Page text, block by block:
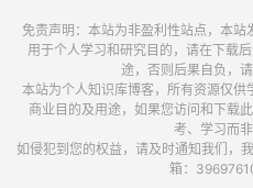
免责声明：本站为非盈利性站点，本
用于个人学习和研究目的，请在下载
途，否则后果自负，
本站为个人知识库博客，所有资源仅
商业目的及用途，如果您访问和下载
考、学习而非
如侵犯到您的权益，请及时通知我们，
箱：